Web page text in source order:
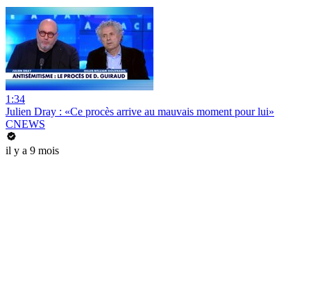
1:34
Julien Dray : «Ce procès arrive au mauvais moment pour lui»
CNEWS
il y a 9 mois